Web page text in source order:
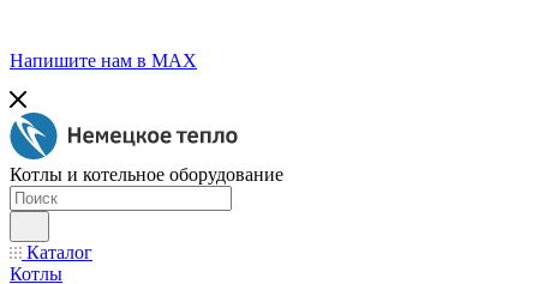
Напишите нам в МАХ
Котлы и котельное оборудование
Каталог
Котлы